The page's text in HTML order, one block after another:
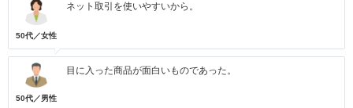
50代／女性
ネット取引を使いやすいから。
50代／男性
目に入った商品が面白いものであった。